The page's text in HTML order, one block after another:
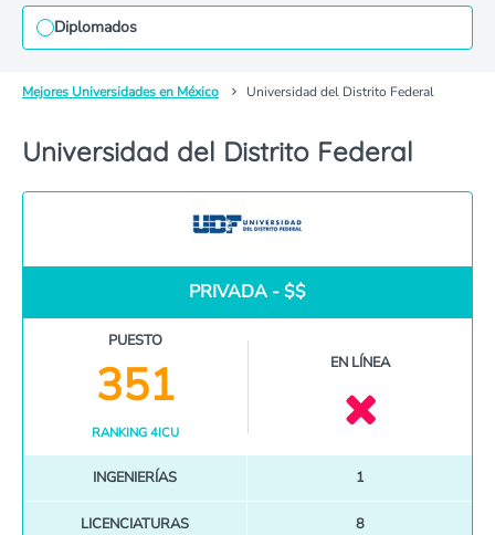
Diplomados
Mejores Universidades en México Universidad del Distrito Federal
Universidad del Distrito Federal
PRIVADA - $$
PUESTO
351
RANKING 4ICU
EN LÍNEA
INGENIERÍAS 1
LICENCIATURAS 8